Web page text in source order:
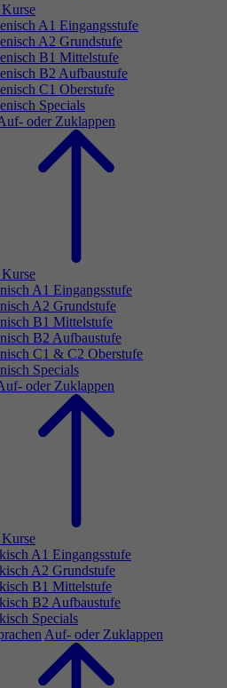
A1 Eingangsstufe
A2 Grundstufe
B1 Mittelstufe
B2 Aufbaustufe
C1 Oberstufe
Specials
oder Zuklappen
A1 Eingangsstufe
A2 Grundstufe
B1 Mittelstufe
B2 Aufbaustufe
C1 & C2 Oberstufe
Specials
oder Zuklappen
A1 Eingangsstufe
A2 Grundstufe
B1 Mittelstufe
B2 Aufbaustufe
Specials
Auf- oder Zuklappen